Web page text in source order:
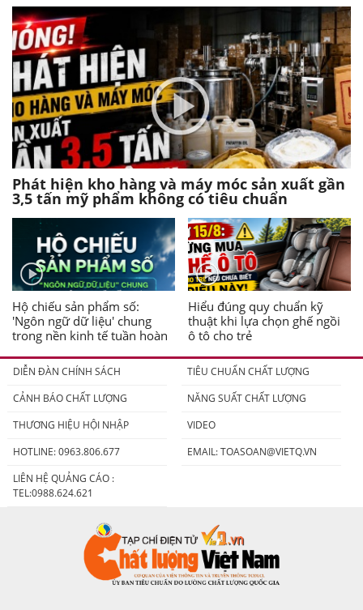
Phát hiện kho hàng và máy móc sản xuất gần
3,5 tấn mỹ phẩm không có tiêu chuẩn
Hộ chiếu sản phẩm số:
'Ngôn ngữ dữ liệu' chung
trong nền kinh tế tuần hoàn
Hiểu đúng quy chuẩn kỹ
thuật khi lựa chọn ghế ngồi
ô tô cho trẻ
DIỄN ĐÀN CHÍNH SÁCH
TIÊU CHUẨN CHẤT LƯỢNG
CẢNH BÁO CHẤT LƯỢNG
NĂNG SUẤT CHẤT LƯỢNG
THƯƠNG HIỆU HỘI NHẬP
VIDEO
HOTLINE: 0963.806.677
EMAIL:TOASOAN@VIETQ.VN
LIÊN HỆ QUẢNG CÁO :
TEL:0988.624.621